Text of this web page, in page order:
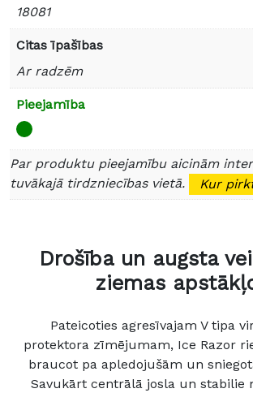
18081
Citas īpašības
Ar radzēm
Pieejamība
Par produktu pieejamību aicinām
tuvākajā tirdzniecības vietā.
Kur
Drošība un augsta
ziemas
Pateicoties agresīvajam V tipa
protektora zīmējumam, Ice Razor
braucot pa apledojušām un
Savukārt centrālā josla un stabilie